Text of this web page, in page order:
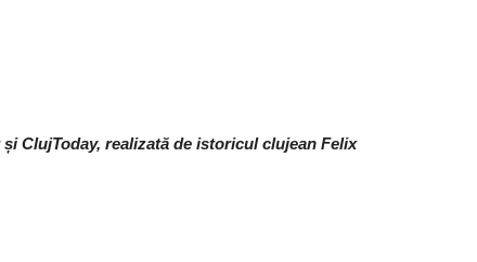
ClujToday, realizată de istoricul clujean Felix